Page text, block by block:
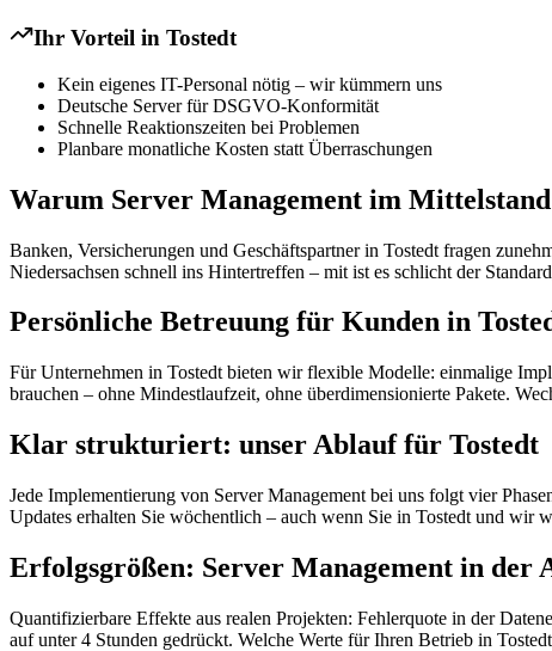
Ihr Vorteil in Tostedt
Kein eigenes IT-Personal nötig – wir kümmern uns
Deutsche Server für DSGVO-Konformität
Schnelle Reaktionszeiten bei Problemen
Planbare monatliche Kosten statt Überraschungen
Warum Server Management im
Banken, Versicherungen und Geschäftspartner in Tostedt fragen
Niedersachsen schnell ins Hintertreffen – mit ist es schlicht der
Persönliche Betreuung für Kunden in
Für Unternehmen in Tostedt bieten wir flexible Modelle: einmalige
brauchen – ohne Mindestlaufzeit, ohne überdimensionierte Pakete.
Klar strukturiert: unser Ablauf für Tostedt
Jede Implementierung von Server Management bei uns folgt vier
Updates erhalten Sie wöchentlich – auch wenn Sie in Tostedt und wir
Erfolgsgrößen: Server Management in der
Quantifizierbare Effekte aus realen Projekten: Fehlerquote in der
auf unter 4 Stunden gedrückt. Welche Werte für Ihren Betrieb in